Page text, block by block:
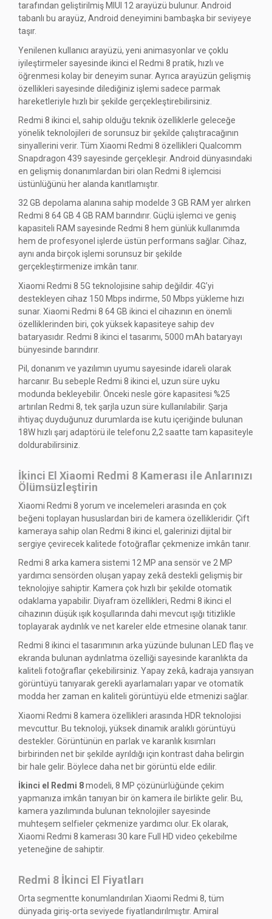
tarafından geliştirilmiş MIUI 12 arayüzü bulunur. Android
tabanlı bu arayüz, Android deneyimini bambaşka bir seviyeye
taşır.
Yenilenen kullanıcı arayüzü, yeni animasyonlar ve çoklu
iyileştirmeler sayesinde ikinci el Redmi 8 pratik, hızlı ve
öğrenmesi kolay bir deneyim sunar. Ayrıca arayüzün gelişmiş
özellikleri sayesinde dilediğiniz işlemi sadece parmak
hareketleriyle hızlı bir şekilde gerçekleştirebilirsiniz.
Redmi 8 ikinci el, sahip olduğu teknik özelliklerle geleceğe
yönelik teknolojileri de sorunsuz bir şekilde çalıştıracağının
sinyallerini verir. Tüm Xiaomi Redmi 8 özellikleri Qualcomm
Snapdragon 439 sayesinde gerçekleşir. Android dünyasındaki
en gelişmiş donanımlardan biri olan Redmi 8 işlemcisi
üstünlüğünü her alanda kanıtlamıştır.
32 GB depolama alanına sahip modelde 3 GB RAM yer alırken
Redmi 8 64 GB 4 GB RAM barındırır. Güçlü işlemci ve geniş
kapasiteli RAM sayesinde Redmi 8 hem günlük kullanımda
hem de profesyonel işlerde üstün performans sağlar. Cihaz,
aynı anda birçok işlemi sorunsuz bir şekilde
gerçekleştirmenize imkân tanır.
Xiaomi Redmi 8 5G teknolojisine sahip değildir. 4G’yi
destekleyen cihaz 150 Mbps indirme, 50 Mbps yükleme hızı
sunar. Xiaomi Redmi 8 64 GB ikinci el cihazının en önemli
özelliklerinden biri, çok yüksek kapasiteye sahip dev
bataryasıdır. Redmi 8 ikinci el tasarımı, 5000 mAh bataryayı
bünyesinde barındırır.
Pil, donanım ve yazılımın uyumu sayesinde idareli olarak
harcanır. Bu sebeple Redmi 8 ikinci el, uzun süre uyku
modunda bekleyebilir. Önceki nesle göre kapasitesi %25
artırılan Redmi 8, tek şarjla uzun süre kullanılabilir. Şarja
ihtiyaç duyduğunuz durumlarda ise kutu içeriğinde bulunan
18W hızlı şarj adaptörü ile telefonu 2,2 saatte tam kapasiteyle
doldurabilirsiniz.
İkinci El Xiaomi Redmi 8 Kamerası ile Anlarınızı
Ölümsüzleştirin
Xiaomi Redmi 8 yorum ve incelemeleri arasında en çok
beğeni toplayan hususlardan biri de kamera özellikleridir. Çift
kameraya sahip olan Redmi 8 ikinci el, galerinizi dijital bir
sergiye çevirecek kalitede fotoğraflar çekmenize imkân tanır.
Redmi 8 arka kamera sistemi 12 MP ana sensör ve 2 MP
yardımcı sensörden oluşan yapay zekâ destekli gelişmiş bir
teknolojiye sahiptir. Kamera çok hızlı bir şekilde otomatik
odaklama yapabilir. Diyafram özellikleri, Redmi 8 ikinci el
cihazının düşük ışık koşullarında dahi mevcut ışığı titizlikle
toplayarak aydınlık ve net kareler elde etmesine olanak tanır.
Redmi 8 ikinci el tasarımının arka yüzünde bulunan LED flaş ve
ekranda bulunan aydınlatma özelliği sayesinde karanlıkta da
kaliteli fotoğraflar çekebilirsiniz. Yapay zekâ, kadraja yansıyan
görüntüyü tanıyarak gerekli ayarlamaları yapar ve otomatik
modda her zaman en kaliteli görüntüyü elde etmenizi sağlar.
Xiaomi Redmi 8 kamera özellikleri arasında HDR teknolojisi
mevcuttur. Bu teknoloji, yüksek dinamik aralıklı görüntüyü
destekler. Görüntünün en parlak ve karanlık kısımları
birbirinden net bir şekilde ayrıldığı için kontrast daha belirgin
bir hale gelir. Böylece daha net bir görüntü elde edilir.
İkinci el Redmi 8modeli, 8 MP çözünürlüğünde çekim
yapmanıza imkân tanıyan bir ön kamera ile birlikte gelir. Bu,
kamera yazılımında bulunan teknolojiler sayesinde
muhteşem selfieler çekmenize yardımcı olur. Ek olarak,
Xiaomi Redmi 8 kamerası 30 kare Full HD video çekebilme
yeteneğine de sahiptir.
Redmi 8 İkinci El Fiyatları
Orta segmentte konumlandırılan Xiaomi Redmi 8, tüm
dünyada giriş-orta seviyede fiyatlandırılmıştır. Amiral